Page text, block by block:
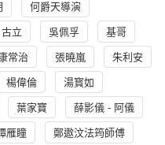
何爵天導演
古立 吳佩孚 基哥
常治 張曉嵐 朱利安
楊偉倫 湯寳如
葉家寶 薛影儀 - 阿儀
雁瞳 鄭遨汶法筠師傅